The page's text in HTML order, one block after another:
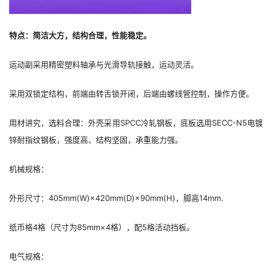
特点：简洁大方，结构合理，性能稳定。
运动副采用精密塑料轴承与光滑导轨接触，运动灵活。
采用双锁定结构，前端由转舌锁开闭，后端由螺线管控制，操作方便。
用材讲究，选料合理：外壳采用SPCC冷轧钢板，底板选用SECC-N5电镀
锌耐指纹钢板，强度高、结构坚固，承重能力强。
机械规格：
外形尺寸：405mm(W)×420mm(D)×90mm(H)，脚高14mm.
纸币格4格（尺寸为85mm×4格），配5格活动挡板。
电气规格：